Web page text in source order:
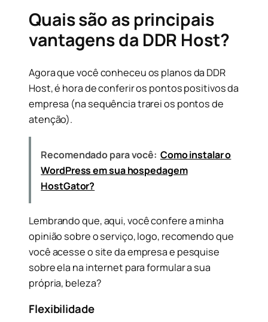
Quais são as principais
vantagens da DDR Host?
Agora que você conheceu os planos da DDR
Host, é hora de conferir os pontos positivos da
empresa (na sequência trarei os pontos de
atenção).
Recomendado para você: Como instalar o
WordPress em sua hospedagem
HostGator?
Lembrando que, aqui, você confere a minha
opinião sobre o serviço, logo, recomendo que
você acesse o site da empresa e pesquise
sobre ela na internet para formular a sua
própria, beleza?
Flexibilidade